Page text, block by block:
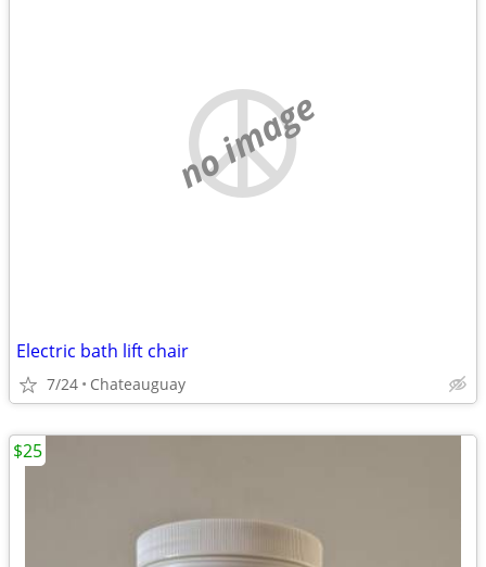
no image
Electric bath lift chair
7/24 Chateauguay
$25